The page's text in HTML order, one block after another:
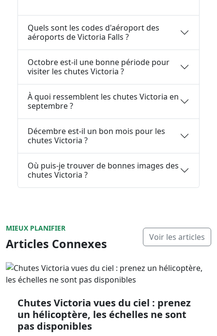
Quels sont les codes d'aéroport des
aéroports de Victoria Falls ?
Octobre est-il une bonne période pour
visiter les chutes Victoria ?
À quoi ressemblent les chutes Victoria en
septembre ?
Décembre est-il un bon mois pour les
chutes Victoria ?
Où puis-je trouver de bonnes images des
chutes Victoria ?
MIEUX PLANIFIER
Articles Connexes Voir les articles
Chutes Victoria vues du ciel : prenez
un hélicoptère, les échelles ne sont
pas disponibles